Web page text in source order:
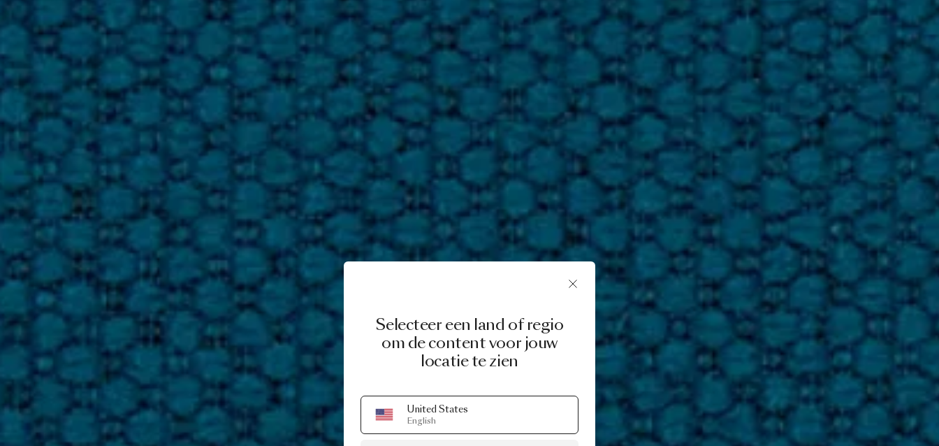
Selecteer een land of regio
om de content voor jouw
locatie te zien
United States
English